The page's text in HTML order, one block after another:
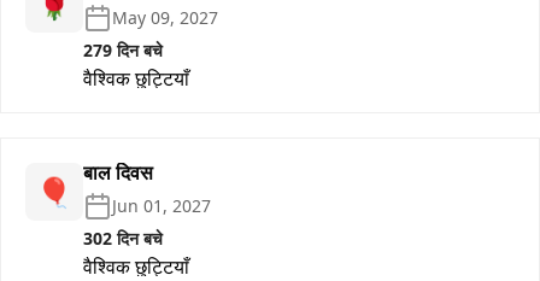
May 09, 2027
279 दिन बचे
वैश्विक छुट्टियाँ
🎈 बाल दिवस
Jun 01, 2027
302 दिन बचे
वैश्विक छुट्टियाँ